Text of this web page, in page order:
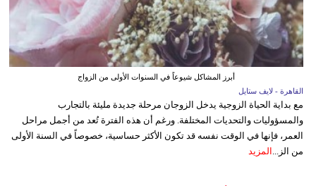
أبرز المشاكل شيوعاً في السنوات الأولى من الزواج
القاهرة - لايف ستايل
مع بداية الحياة الزوجية يدخل الزوجان مرحلة جديدة مليئة بالتجارب
والمسؤوليات والتحديات المختلفة. ورغم أن هذه الفترة تُعد من أجمل مراحل
العمر، فإنها في الوقت نفسه قد تكون الأكثر حساسية، خصوصاً في السنة الأولى
من الز...
المزيد